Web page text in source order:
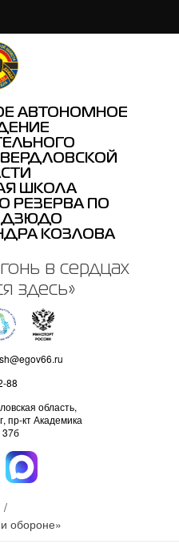
АВТОНОМНОЕ
ШКОЛА
РЕЗЕРВА ПО
ДЗЮДО
КОЗЛОВА
в сердцах
здесь»
88
область,
пр-кт Академика
37б
/
обороне»